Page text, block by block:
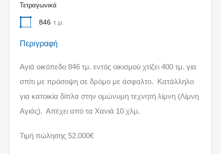
Τετραγωνικά
846 τ.μ.
Περιγραφή
Αγιά οικόπεδο 846 τμ. εντός οικισμού χτίζει 400 τμ. για
σπίτι με πρόσοψη σε δρόμο με άσφαλτο. Κατάλληλο
για κατοικία δίπλα στην ομώνυμη τεχνητή λίμνη (Λίμνη
Αγιάς). Απέχει από τα Χανιά 10 χλμ.
Τιμή πώλησης 52.000€